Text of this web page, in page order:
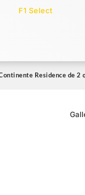
F1 Select
Imóveis Select
Residence de